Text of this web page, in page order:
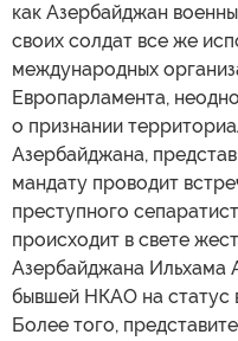
как Азербайджан
своих солдат все же
международных
Европарламента,
о признании
Азербайджана,
мандату проводит
преступного
происходит в свете
Азербайджана Ильхама
бывшей НКАО на статус
Более того,